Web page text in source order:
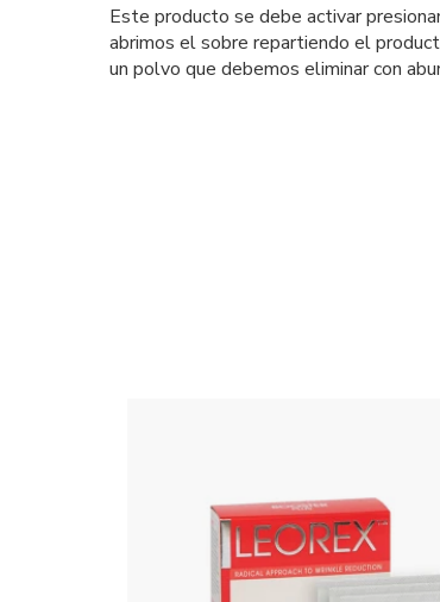
Este producto se debe activar
abrimos el sobre repartiendo el
un polvo que debemos eliminar con